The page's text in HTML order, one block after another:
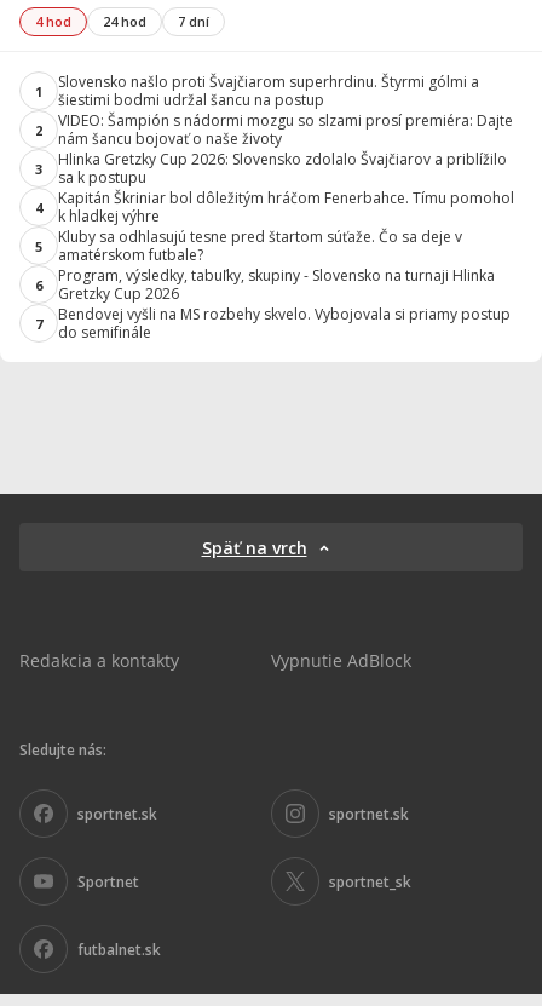
4 hod 24 hod 7 dní
1
Slovensko našlo proti Švajčiarom superhrdinu. Štyrmi gólmi a
šiestimi bodmi udržal šancu na postup
2
VIDEO: Šampión s nádormi mozgu so slzami prosí premiéra: Dajte
nám šancu bojovať o naše životy
3
Hlinka Gretzky Cup 2026: Slovensko zdolalo Švajčiarov a priblížilo
sa k postupu
4
Kapitán Škriniar bol dôležitým hráčom Fenerbahce. Tímu pomohol
k hladkej výhre
5
Kluby sa odhlasujú tesne pred štartom súťaže. Čo sa deje v
amatérskom futbale?
6
Program, výsledky, tabuľky, skupiny - Slovensko na turnaji Hlinka
Gretzky Cup 2026
7
Bendovej vyšli na MS rozbehy skvelo. Vybojovala si priamy postup
do semifinále
Späť na vrch
Redakcia a kontakty Vypnutie AdBlock
Sledujte nás:
sportnet.sk sportnet.sk
Sportnet sportnet_sk
futbalnet.sk